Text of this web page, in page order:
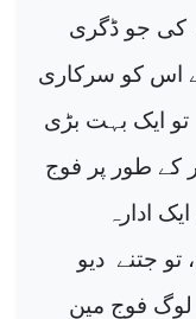
کی جو ڈگری
اس کو سرکاری
تو ایک بہت بڑی
کے طور پر فوج
ادارہ
تو جتنے دیو
لوگ فوج مین